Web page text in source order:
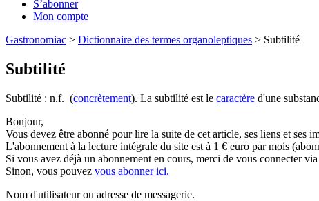
S’abonner
Mon compte
Gastronomiac > Dictionnaire des termes organoleptiques > Subtilité
Subtilité
Subtilité : n.f. (concrètement). La subtilité est le caractère d'une
Bonjour,
Vous devez être abonné pour lire la suite de cet article, ses liens et ses
L'abonnement à la lecture intégrale du site est à 1 € euro par mois
Si vous avez déjà un abonnement en cours, merci de vous connecter
Sinon, vous pouvez vous abonner ici.
Nom d'utilisateur ou adresse de messagerie.